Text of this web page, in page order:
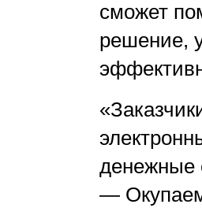
сможет
решение,
денежные
—